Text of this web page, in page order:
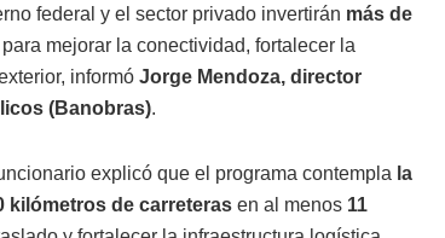
federal y el sector privado invertirán más de
para mejorar la conectividad, fortalecer la
informó Jorge Mendoza, director
(Banobras).
explicó que el programa contempla la
kilómetros de carreteras en al menos 11